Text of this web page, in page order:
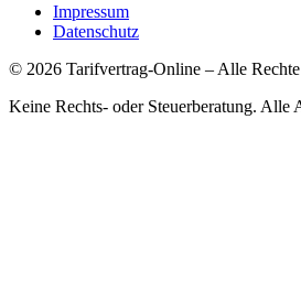
Impressum
Datenschutz
© 2026 Tarifvertrag-Online – Alle
Keine Rechts- oder Steuerberatung. Alle